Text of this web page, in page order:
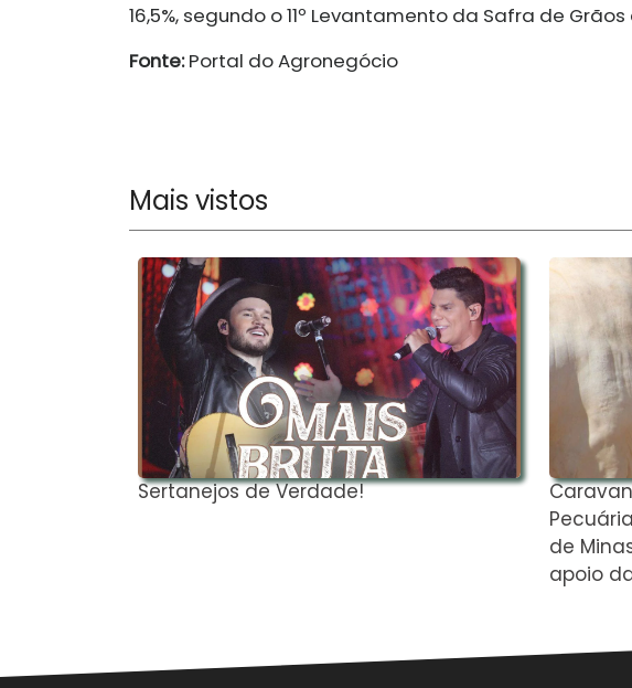
16,5%, segundo o 11º Levantamento da Safra de
Fonte:Portal do Agronegócio
Mais vistos
Sertanejos de Verdade!
de
apoio